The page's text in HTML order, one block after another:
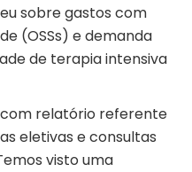
sobre gastos com
(OSSs) e demanda
de terapia intensiva
relatório referente
eletivas e consultas
visto uma